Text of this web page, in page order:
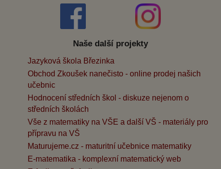
Naše další projekty
Jazyková škola Březinka
Obchod Zkoušek nanečisto - online prodej našich
učebnic
Hodnocení středních škol - diskuze nejenom o
středních školách
Vše z matematiky na VŠE a další VŠ - materiály pro
přípravu na VŠ
Maturujeme.cz - maturitní učebnice matematiky
E-matematika - komplexní matematický web